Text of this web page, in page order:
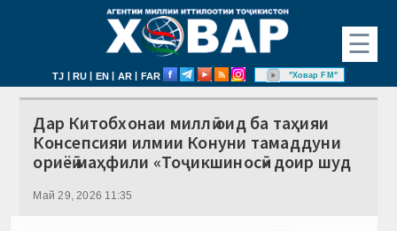
☰
TJ | RU | EN | AR | FAR "Ховар FM"
Дар Китобхонаи миллӣ оид ба таҳияи
Консепсияи илмии Конуни тамаддуни
ориёӣ маҳфили «Тоҷикшиносӣ» доир шуд
Май 29, 2026 11:35